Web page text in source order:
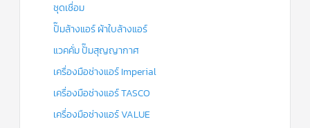
ชุดเชื่อม
ปั๊มล้างแอร์ ผ้าใบล้างแอร์
แวคคั่ม ปั๊มสุญญากาศ
เครื่องมือช่างแอร์ Imperial
เครื่องมือช่างแอร์ TASCO
เครื่องมือช่างแอร์ VALUE